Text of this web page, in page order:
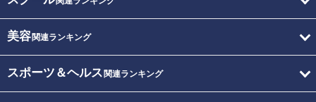
美容関連ランキング
スポーツ＆ヘルス 関連ランキング